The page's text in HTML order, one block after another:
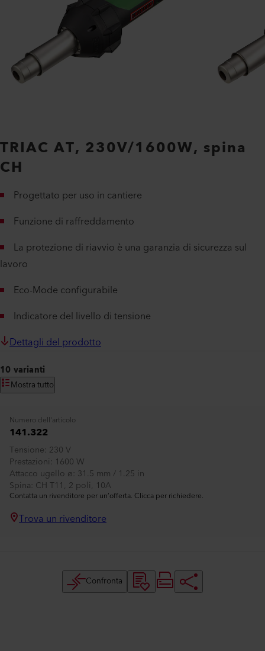
TRIAC AT, 230V/1600W, spina
CH
Progettato per uso in cantiere
Funzione di raffreddamento
La protezione di riavvio è una garanzia di sicurezza sul
lavoro
Eco-Mode configurabile
Indicatore del livello di tensione
Dettagli del prodotto
10 varianti
Mostra tutto
Numero dell'articolo
141.322
Tensione 230 V
Prestazioni 1600 W
Attacco ugello ø 31.5 mm / 1.25 in
Spina CH T11, 2 poli, 10A
Contatta un rivenditore per un’offerta. Clicca per richiedere.
Trova un rivenditore
Confronta